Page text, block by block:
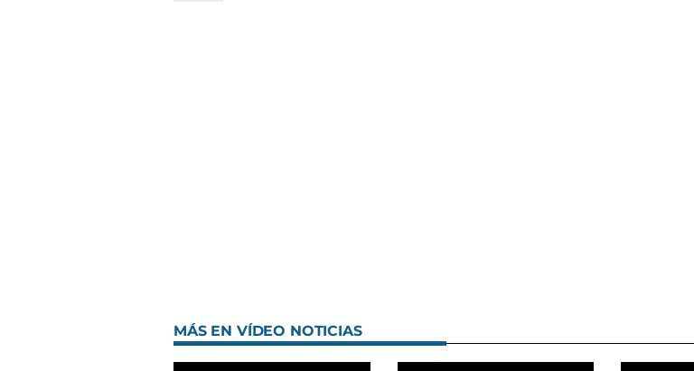
MÁS EN VÍDEO NOTICIAS